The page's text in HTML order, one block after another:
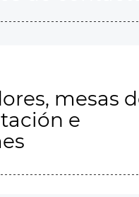
mesas
e